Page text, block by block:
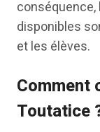
disponibles
et les élèves.
Comment
Toutatice